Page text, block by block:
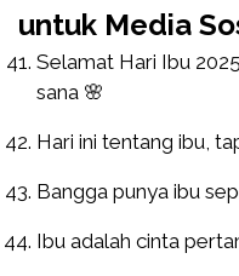
untuk Media
Selamat Hari Ibu
sana 🌸
Hari ini tentang ibu,
Bangga punya ibu
Ibu adalah cinta